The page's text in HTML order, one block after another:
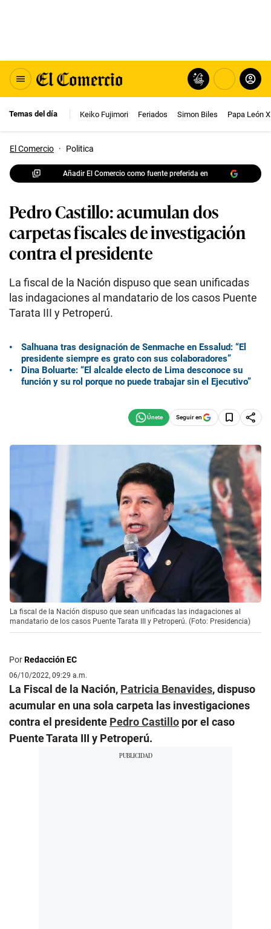
Temas del día Keiko Fujimori Feriados Simon Biles Papa León
El Comercio · Politica
Añadir El Comercio como fuente preferida en
Pedro Castillo: acumulan dos
carpetas fiscales de investigación
contra el presidente
La fiscal de la Nación dispuso que sean unificadas
las indagaciones al mandatario de los casos Puente
Tarata III y Petroperú.
Salhuana tras designación de Senmache en Essalud: “El
presidente siempre es grato con sus colaboradores”
Dina Boluarte: “El alcalde electo de Lima desconoce su
función y su rol porque no puede trabajar sin el Ejecutivo”
Seguir en
La fiscal de la Nación dispuso que sean unificadas las indagaciones al
mandatario de los casos Puente Tarata III y Petroperú. (Foto: Presidencia)
PorRedacción EC
06/10/2022, 09:29 a.m.
La Fiscal de la Nación, Patricia Benavides, dispuso
acumular en una sola carpeta las investigaciones
contra el presidente Pedro Castillo por el caso
Puente Tarata III y Petroperú.